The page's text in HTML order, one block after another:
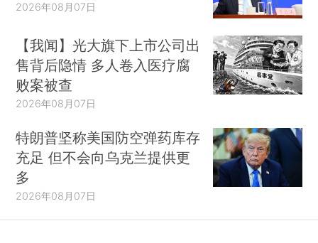
2026年08月07日
【我闻】光大旗下上市公司出
售背后隐情 多人卷入医疗腐
败案被查
2026年08月07日
特朗普坚称美国防空弹药库存
充足 但不会向乌克兰提供更
多
2026年08月07日